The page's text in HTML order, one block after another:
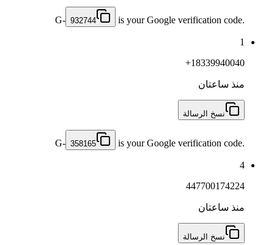
G- 932744 is your Google verification code.
1
+18339940040
منذ ساعتان
نسخ الرسالة
G- 358165 is your Google verification code.
4
447700174224
منذ ساعتان
نسخ الرسالة